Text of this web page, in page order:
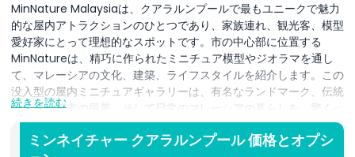
MinNature Malaysiaは、クアラルンプールで最もユニークで魅力
的な屋内アトラクションのひとつであり、家族連れ、観光客、模型
愛好家にとって理想的なスポットです。市の中心部に位置する
MinNatureは、精巧に作られたミニチュア模型やジオラマを通し
て、マレーシアの文化、建築、ライフスタイルを紹介します。この
没入型の屋内ミニチュアギャラリーは、有名なランドマーク、伝統
的な村、都市の風景、そして日常のマレーシアの暮らしを、驚くべ
き細部へのこだわりで生き生きと再現します。地元の住民でちょっ
と変わった体験を求めている人も、クアラルンプールを訪れている
続きを読む
ミンネイチャー クアラルンプール 価格とオプシ